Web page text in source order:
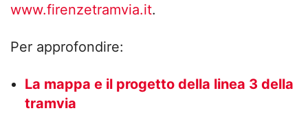
www.firenzetramvia.it.
Per approfondire:
La mappa e il progetto della linea 3 della
tramvia